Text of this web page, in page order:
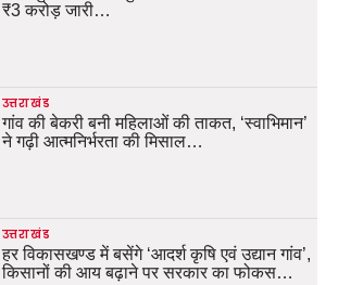
₹3 करोड़ जारी…
उत्तराखंड
गांव की बेकरी बनी महिलाओं की ताकत, ‘स्वाभिमान’
ने गढ़ी आत्मनिर्भरता की मिसाल…
उत्तराखंड
हर विकासखण्ड में बसेंगे ‘आदर्श कृषि एवं उद्यान गांव’,
किसानों की आय बढ़ाने पर सरकार का फोकस…